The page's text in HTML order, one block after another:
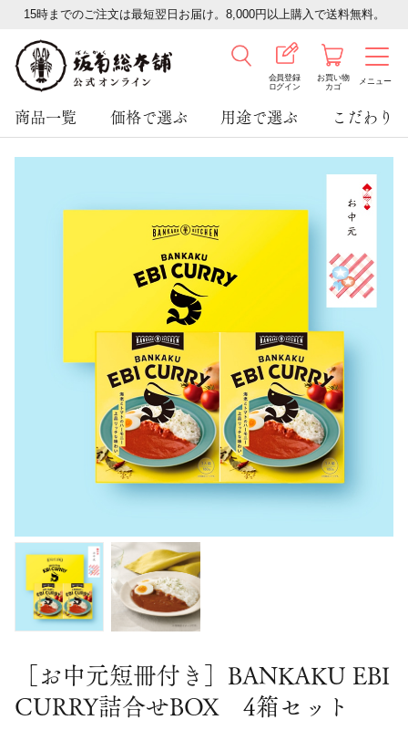
15時までのご注文は最短翌日お届け。8,000円以上購入で送料無料。
会員登録
ログイン
お買い物
カゴ
メニュー
商品一覧 価格で選ぶ 用途で選ぶ こだわり
［お中元短冊付き］BANKAKU EBI
CURRY詰合せBOX 4箱セット